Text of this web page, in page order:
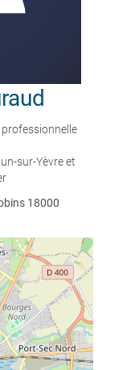
sur-Yèvre et
18000